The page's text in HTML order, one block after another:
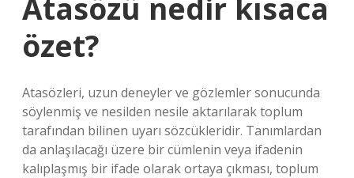
Atasözü nedir kısaca
özet?
Atasözleri, uzun deneyler ve gözlemler sonucunda
söylenmiş ve nesilden nesile aktarılarak toplum
tarafından bilinen uyarı sözcükleridir. Tanımlardan
da anlaşılacağı üzere bir cümlenin veya ifadenin
kalıplaşmış bir ifade olarak ortaya çıkması, toplum